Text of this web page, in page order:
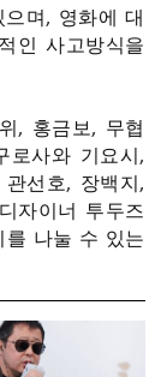
며, 영화에 대
인 사고방식을
, 홍금보, 무협
로사와 기요시,
선호, 장백지,
자이너 투두즈
를 나눌 수 있는